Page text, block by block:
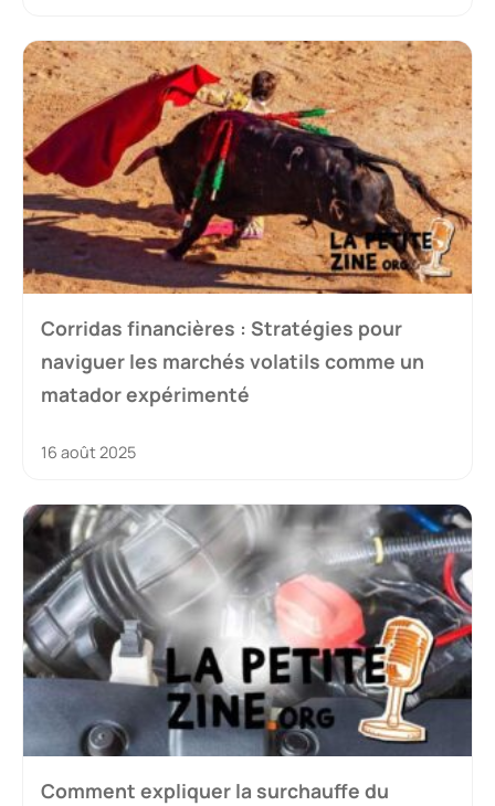
Corridas financières : Stratégies pour
naviguer les marchés volatils comme un
matador expérimenté
16 août 2025
Comment expliquer la surchauffe du